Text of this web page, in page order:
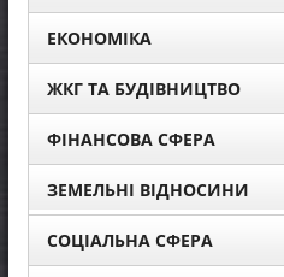
ЕКОНОМІКА
ЖКГ ТА БУДІВНИЦТВО
ФІНАНСОВА СФЕРА
ЗЕМЕЛЬНІ ВІДНОСИНИ
СОЦІАЛЬНА СФЕРА